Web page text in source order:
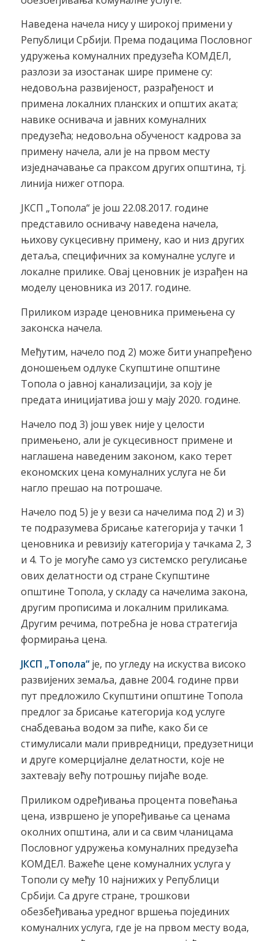
Наведена начела нису у широкој примени у
Републици Србији. Према подацима Пословног
удружења комуналних предузећа КОМДЕЛ,
разлози за изостанак шире примене су:
недовољна развијеност, разрађеност и
примена локалних планских и општих аката;
навике оснивача и јавних комуналних
предузећа; недовољна обученост кадрова за
примену начела, али је на првом месту
изједначавање са праксом других општина, тј.
линија нижег отпора.
ЈКСП „Топола“ је још 22.08.2017. године
представило оснивачу наведена начела,
њихову сукцесивну примену, као и низ других
детаља, специфичних за комуналне услуге и
локалне прилике. Овај ценовник је израђен на
моделу ценовника из 2017. године.
Приликом израде ценовника примењена су
законска начела.
Међутим, начело под 2) може бити унапређено
доношењем одлуке Скупштине општине
Топола о јавној канализацији, за коју је
предата иницијатива још у мају 2020. године.
Начело под 3) још увек није у целости
примењено, али је сукцесивност примене и
наглашена наведеним законом, како терет
економских цена комуналних услуга не би
нагло прешао на потрошаче.
Начело под 5) је у вези са начелима под 2) и 3)
те подразумева брисање категорија у тачки 1
ценовника и ревизију категорија у тачкама 2, 3
и 4. То је могуће само уз системско регулисање
ових делатности од стране Скупштине
општине Топола, у складу са начелима закона,
другим прописима и локалним приликама.
Другим речима, потребна је нова стратегија
формирања цена.
ЈКСП „Топола“је, по угледу на искуства високо
развијених земаља, давне 2004. године први
пут предложило Скупштини општине Топола
предлог за брисање категорија код услуге
снабдевања водом за пиће, како би се
стимулисали мали привредници, предузетници
и друге комерцијалне делатности, које не
захтевају већу потрошњу пијаће воде.
Приликом одређивања процента повећања
цена, извршено је упоређивање са ценама
околних општина, али и са свим чланицама
Пословног удружења комуналних предузећа
КОМДЕЛ. Важеће цене комуналних услуга у
Тополи су међу 10 најнижих у Републици
Србији. Са друге стране, трошкови
обезбеђивања уредног вршења појединих
комуналних услуга, где је на првом месту вода,